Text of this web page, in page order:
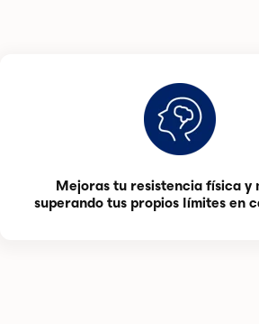
Mejoras tu resistencia física y
superando tus propios límites en